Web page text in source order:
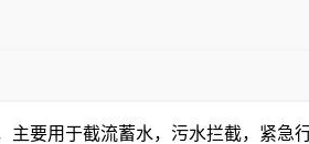
要用于截流蓄水，污水拦截，紧